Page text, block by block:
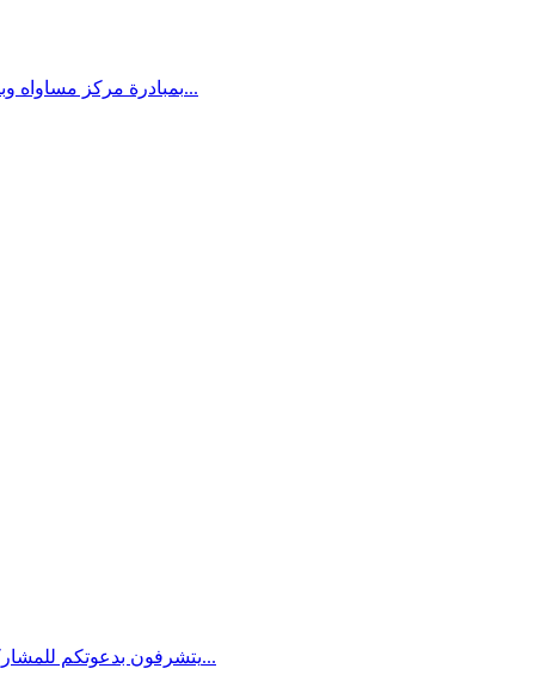
بمبادرة مركز مساواه وبالتعاون مع نساء ضد العنف ،الزهراء ،معا،انتماء وعطاء ومركز الطفوله سيعلن ابتداء من الاول من شهر اب عن حملة من اجل تشغيل النساء...
يتشرفون بدعوتكم للمشاركة في ورشة عمل قانونية لمناقشة • قانون التخطيط والبناء الجديد – المصادق عليه ضمن قانون التسويات 11.2015. • اقتراح قانون التخطيط...